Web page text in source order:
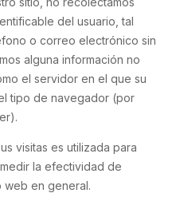
del usuario, tal
o correo electrónico sin
alguna información no
el servidor en el que su
tipo de navegador (por
visitas es utilizada para
la efectividad de
web en general.